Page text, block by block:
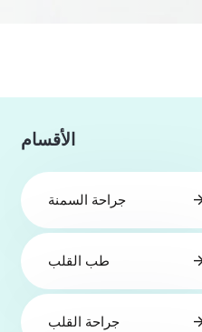
الأقسام
جراحة السمنة
طب القلب
جراحة القلب